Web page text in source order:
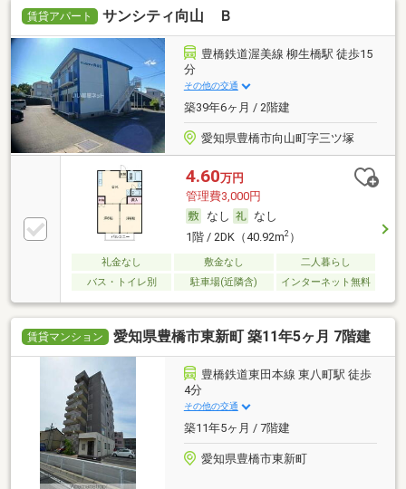
賃貸アパート サンシティ向山 Ｂ
豊橋鉄道渥美線 柳生橋駅 徒歩15
分
その他の交通
築39年6ヶ月 / 2階建
愛知県豊橋市向山町字三ツ塚
4.60万円
管理費3,000円
なし
なし
1階 / 2DK（40.92m2）
礼金なし 敷金なし
二人暮らし
バス・トイレ別
駐車場(近隣含) インターネット無料
賃貸マンション 愛知県豊橋市東新町 築11年5ヶ月 7階建
豊橋鉄道東田本線 東八町駅 徒歩
4分
その他の交通
築11年5ヶ月 / 7階建
愛知県豊橋市東新町